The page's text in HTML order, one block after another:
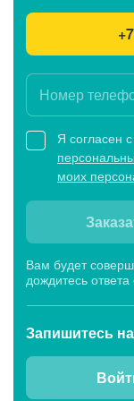
Я согласен
моих
Вам будет
дождитесь
Запишитесь